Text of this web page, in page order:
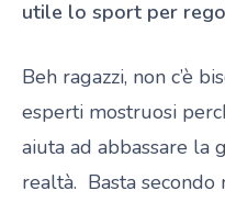
utile lo sport per
Beh ragazzi, non c’è
esperti mostruosi
aiuta ad abbassare la
realtà. Basta secondo